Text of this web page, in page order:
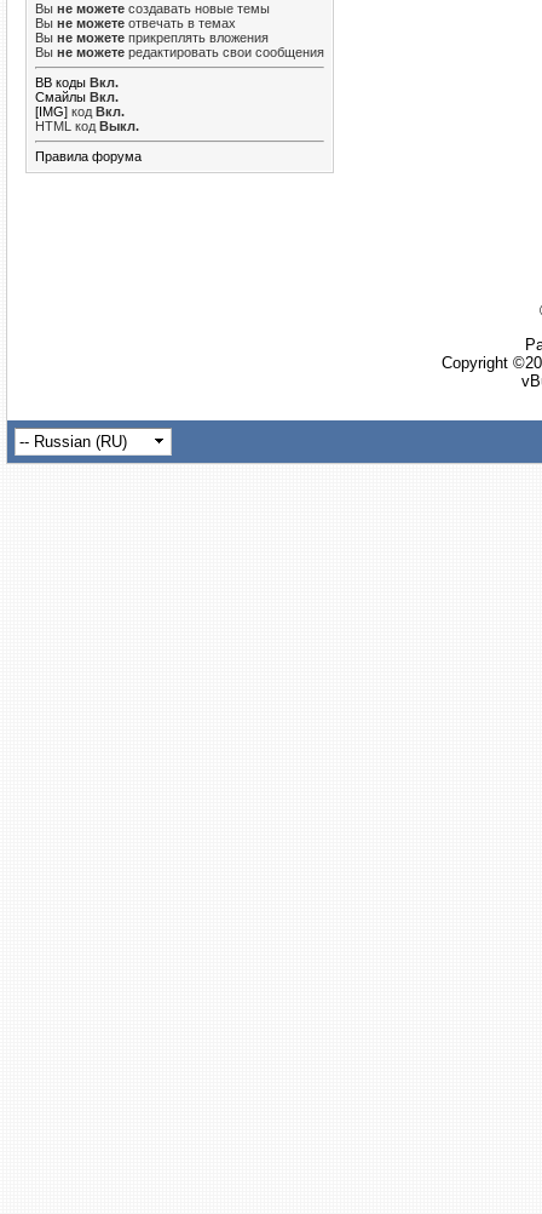
Вы не можете создавать новые темы
Вы не можете отвечать в темах
Вы не можете прикреплять вложения
Вы не можете редактировать свои сообщения
BB коды Вкл.
Смайлы Вкл.
[IMG] код Вкл.
HTML код Выкл.
Правила форума
Copyright